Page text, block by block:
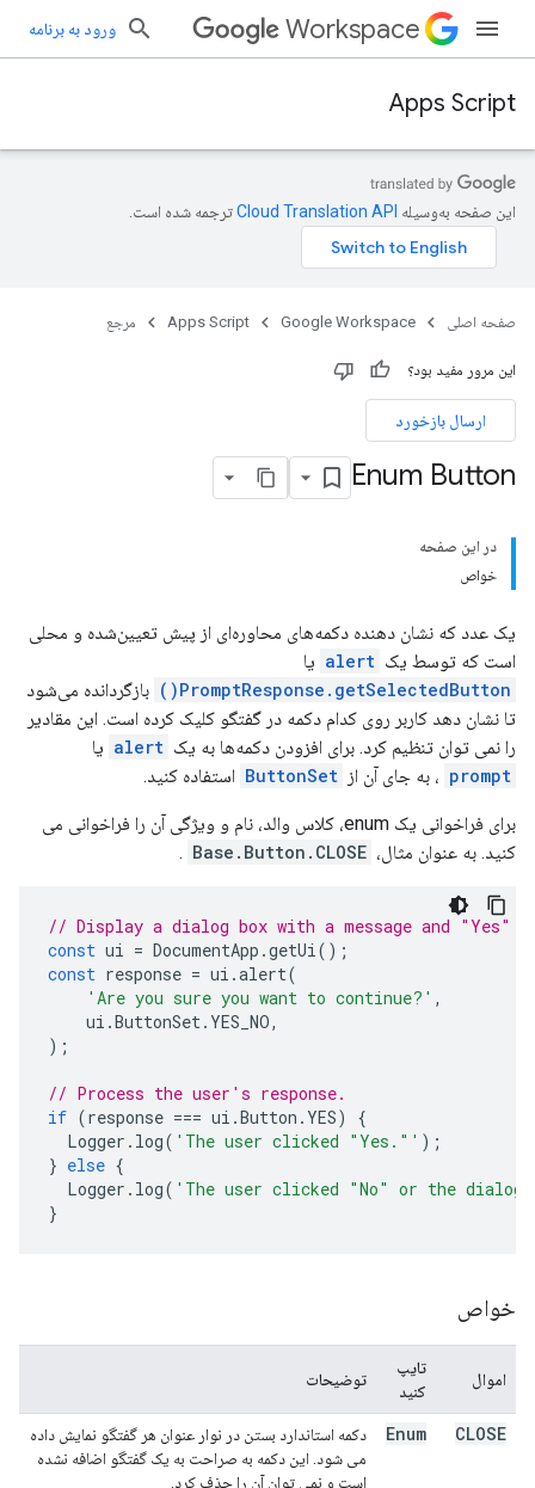
Workspace ورود به برنامه
Apps Script
این صفحه به‌وسیله ترجمه شده است.
صفحه اصلی Google Workspace
Apps Script مرجع
این مرور مفید بود؟
ارسال بازخورد
Enum Button
در این صفحه
خواص
یک عدد که نشان دهنده دکمه‌های محاوره‌ای از پیش تعیین‌شده و محلی
است که توسط یک alert یا
PromptResponse.getSelectedButton()
بازگردانده می‌شود
تا نشان دهد کاربر روی کدام دکمه در گفتگو کلیک کرده است. این مقادیر
را نمی توان تنظیم کرد. برای افزودن دکمه‌ها به یک alert یا
prompt ، به جای آن از ButtonSet استفاده کنید.
برای فراخوانی یک enum، کلاس والد، نام و ویژگی آن را فراخوانی می
کنید. به عنوان مثال، Base.Button.CLOSE
.
// Display a dialog box with a message and "Yes"
const ui = DocumentApp .getUi();
const response = ui .alert(
'Are you sure you want to continue?' ,
ui .ButtonSet. YES_NO,
);
// Process the user's response.
if (response === ui .Button . YES)
{
Logger . log( 'The user clicked "Yes."' );
} else {
Logger . log( 'The user clicked "No" or the
}
خواص
اموال
تایپ
کنید
توضیحات
CLOSE
Enum
دکمه استاندارد بستن در نوار عنوان هر گفتگو نمایش داده
می شود. این دکمه به صراحت به یک گفتگو اضافه نشده
است و نمی توان آن را حذف کرد.